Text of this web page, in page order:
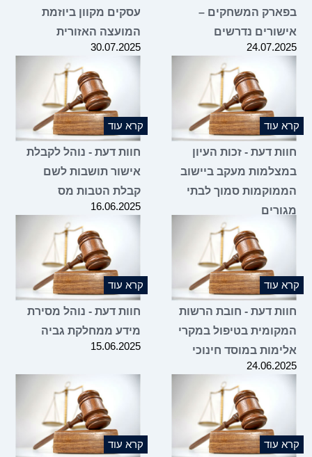
בפארק המשחקים –
אישורים נדרשים
24.07.2025
עסקים מקוון ביוזמת
המועצה האזורית
30.07.2025
קרא עוד
חוות דעת - זכות העיון
במצלמות מעקב ביישוב
הממוקמות סמוך לבתי
מגורים
קרא עוד
חוות דעת - נוהל לקבלת
אישור תושבות לשם
קבלת הטבות מס
16.06.2025
קרא עוד
חוות דעת - חובת הרשות
המקומית בטיפול במקרי
אלימות במוסד חינוכי
24.06.2025
קרא עוד
חוות דעת - נוהל מסירת
מידע ממחלקת גביה
15.06.2025
קרא עוד קרא עוד